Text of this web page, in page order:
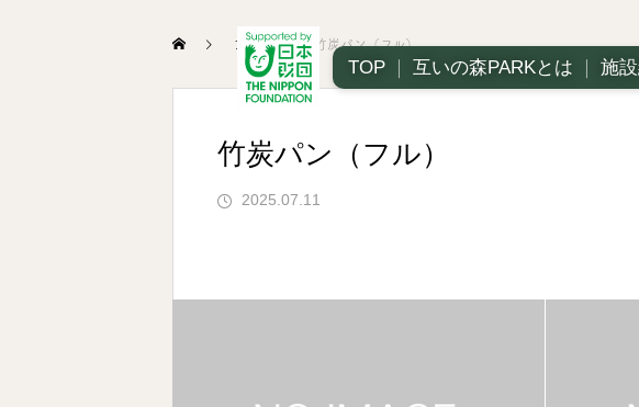
TOP ｜ 互いの森PARKとは ｜ 施
ブログ 竹炭パン（フル）
竹炭パン（フル）
2025.07.11